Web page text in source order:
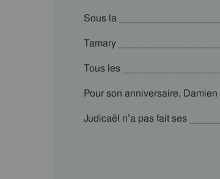
Sous la
Tamary
Tous les
Pour son anniversaire,
Judicaël n’a pas fait ses